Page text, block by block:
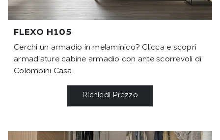
FLEXO H105
Cerchi un armadio in melaminico? Clicca e scopri
armadiature cabine armadio con ante scorrevoli di
Colombini Casa.
Richiedi Prezzo